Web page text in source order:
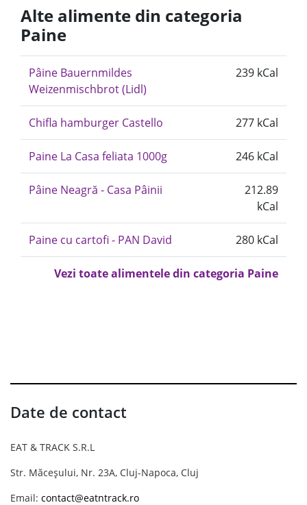
Alte alimente din categoria
Paine
Pâine Bauernmildes
Weizenmischbrot (Lidl)
239 kCal
Chifla hamburger Castello 277 kCal
Paine La Casa feliata 1000g 246 kCal
Pâine Neagră - Casa Pâinii
212.89
kCal
Paine cu cartofi - PAN David 280 kCal
Vezi toate alimentele din categoria Paine
Date de contact
EAT & TRACK S.R.L
Str. Măceșului, Nr. 23A, Cluj-Napoca, Cluj
Email: contact@eatntrack.ro